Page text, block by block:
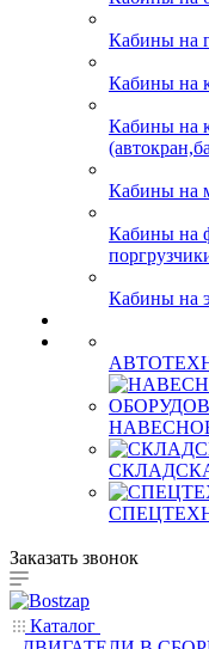
Кабины на
Кабины на
Кабины на
Заказать звонок